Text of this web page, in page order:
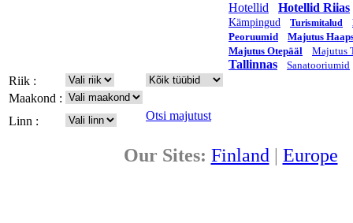
Hotellid Hotellid Riias
Kämpingud Turismitalud
Peoruumid
Majutus
Majutus Otepääl
Majutus
Tallinnas Sanatooriumid
Riik :
Maakond :
Linn :
Otsi majutust
Our Sites: Finland | Europe